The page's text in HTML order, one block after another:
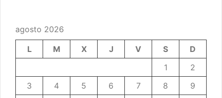
agosto 2026
L
M X J V S
D
1
2
3
4 5 6 7 8
9